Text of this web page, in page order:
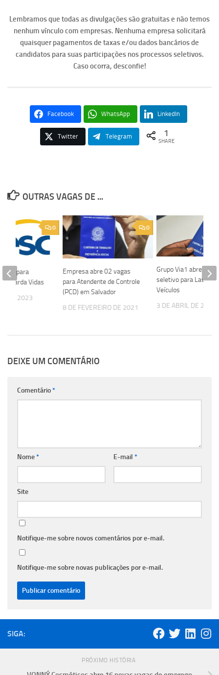
Lembramos que todas as divulgações são gratuitas e não temos
nenhum vínculo com empresas. Nenhuma empresa solicitará
quaisquer pagamentos de taxas e/ou dados bancários de
candidatos para suas participações nos processos seletivos.
Caso ocorra, desconfie!
Facebook WhatsApp LinkedIn
Twitter Telegram 1
SHARE
OUTRAS VAGAS DE ...
0
Empresa abre 02 vagas
para Atendente de Controle
(PCD) em Salvador
8 DE FEVEREIRO DE 2021
Grupo Via1 abre
seletivo para Lavador
Veículos
3 DE ABRIL DE 2025
0
para
Guarda Vidas
DE 2023
DEIXE UM COMENTÁRIO
Comentário*
Nome* E-mail *
Site
Notifique-me sobre novos comentários por e-mail.
Notifique-me sobre novas publicações por e-mail.
SIGA:
PRÓXIMO HISTÓRIA